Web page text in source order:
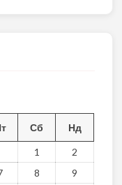
Сб Нд
1
2
8
9